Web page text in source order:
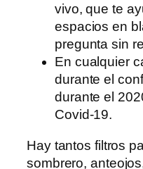
vivo, que te
espacios en
pregunta sin
En cualquier
durante el
durante el
Covid-19.
Hay tantos filtros
sombrero,